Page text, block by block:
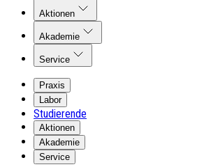
Aktionen
Akademie
Service
Praxis
Labor
Studierende
Aktionen
Akademie
Service